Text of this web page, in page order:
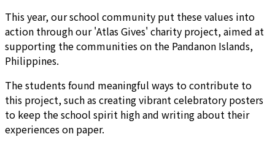
This year, our school community put these values into
action through our 'Atlas Gives' charity project, aimed at
supporting the communities on the Pandanon Islands,
Philippines.
The students found meaningful ways to contribute to
this project, such as creating vibrant celebratory posters
to keep the school spirit high and writing about their
experiences on paper.